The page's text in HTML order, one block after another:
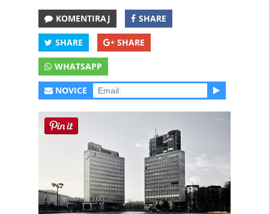
KOMENTIRAJ SHARE
SHARE SHARE
WHATSAPP
NOVICE